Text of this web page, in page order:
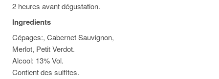
2 heures avant dégustation.
Ingredients
Cépages:, Cabernet Sauvignon,
Merlot, Petit Verdot.
Alcool: 13% Vol.
Contient des sulfites.